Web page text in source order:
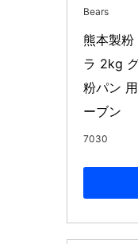
Bears
熊本製粉
ラ 2kg
粉パン
ーブン
7030